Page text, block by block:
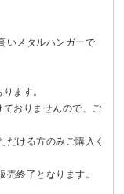
いメタルハンガーで
ます。
おりませんので、ご
ける方のみご購入く
終了となります。